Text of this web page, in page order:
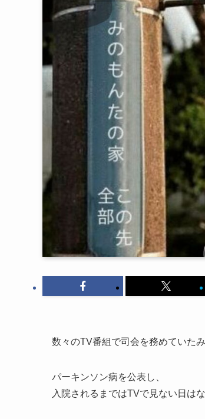
数々のTV番組で司会を務めていた
パーキンソン病を公表し、
入院されるまではTVで見ない日は